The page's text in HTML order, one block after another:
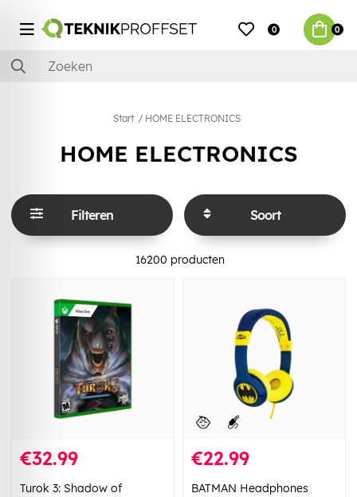
0 0
Start HOME ELECTRONICS
HOME ELECTRONICS
Filteren Soort
16200 producten
€32.99
Turok 3: Shadow of
€22.99
BATMAN Headphones